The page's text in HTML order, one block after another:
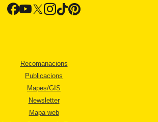
Recomanacions
Publicacions
Mapes/GIS
Newsletter
Mapa web